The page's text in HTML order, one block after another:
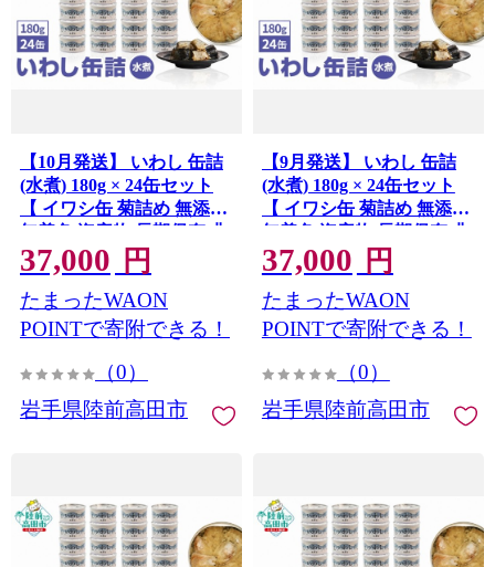
【10月発送】 いわし 缶詰
(水煮) 180g × 24缶セット
【 イワシ缶 菊詰め 無添加
無着色 海産物 長期保存 非
常食 国産 防災グッズ 】
RT911-24
37,000 円
たまったWAON
POINTで寄附できる！
（0）
岩手県陸前高田市
【9月発送】 いわし 缶詰
(水煮) 180g × 24缶セット
【 イワシ缶 菊詰め 無添加
無着色 海産物 長期保存 非
常食 国産 防災グッズ 】
RT911-24
37,000 円
たまったWAON
POINTで寄附できる！
（0）
岩手県陸前高田市